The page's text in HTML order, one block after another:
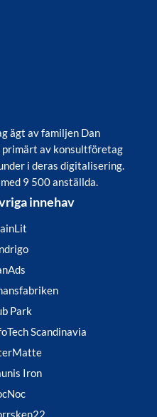
ägt av familjen Dan
primärt av konsultföretag
i deras digitalisering.
9 500 anställda.
innehav
Park
Scandinavia
Iron